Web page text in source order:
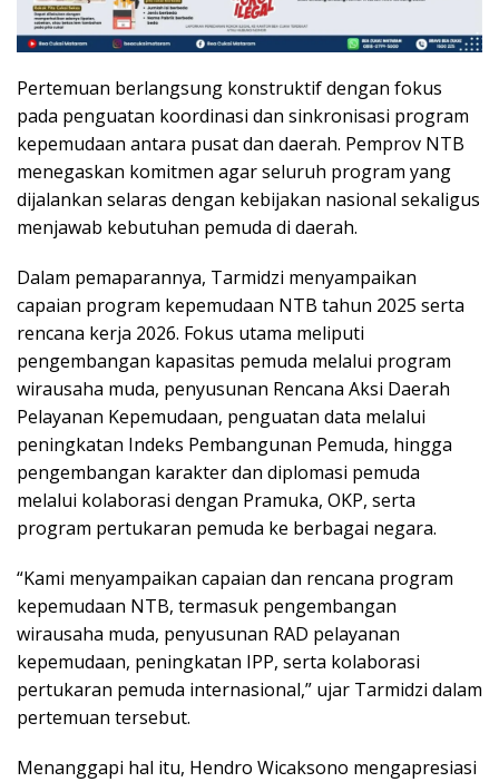
Pertemuan berlangsung konstruktif dengan fokus
pada penguatan koordinasi dan sinkronisasi program
kepemudaan antara pusat dan daerah. Pemprov NTB
menegaskan komitmen agar seluruh program yang
dijalankan selaras dengan kebijakan nasional sekaligus
menjawab kebutuhan pemuda di daerah.
Dalam pemaparannya, Tarmidzi menyampaikan
capaian program kepemudaan NTB tahun 2025 serta
rencana kerja 2026. Fokus utama meliputi
pengembangan kapasitas pemuda melalui program
wirausaha muda, penyusunan Rencana Aksi Daerah
Pelayanan Kepemudaan, penguatan data melalui
peningkatan Indeks Pembangunan Pemuda, hingga
pengembangan karakter dan diplomasi pemuda
melalui kolaborasi dengan Pramuka, OKP, serta
program pertukaran pemuda ke berbagai negara.
“Kami menyampaikan capaian dan rencana program
kepemudaan NTB, termasuk pengembangan
wirausaha muda, penyusunan RAD pelayanan
kepemudaan, peningkatan IPP, serta kolaborasi
pertukaran pemuda internasional,” ujar Tarmidzi dalam
pertemuan tersebut.
Menanggapi hal itu, Hendro Wicaksono mengapresiasi